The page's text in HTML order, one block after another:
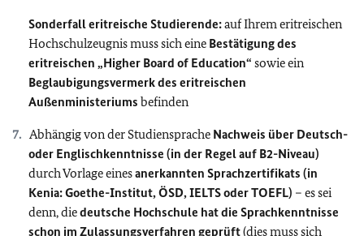
Sonderfall eritreische Studierende:auf Ihrem eritreischen
Hochschulzeugnis muss sich eine Bestätigung des
eritreischen „Higher Board of Education“ sowie ein
Beglaubigungsvermerk des eritreischen
Außenministeriums befinden
Abhängig von der Studiensprache Nachweis über Deutsch-
oder Englischkenntnisse (in der Regel auf B2-Niveau)
durch Vorlage einesanerkannten Sprachzertifikats (in
Kenia: Goethe-Institut, ÖSD, IELTS oder TOEFL) – es sei
denn, diedeutsche Hochschule hat die Sprachkenntnisse
schon im Zulassungsverfahren geprüft(dies muss sich